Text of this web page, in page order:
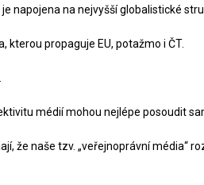
napojena na nejvyšší globalistické
kterou propaguje EU, potažmo i ČT.
médií mohou nejlépe posoudit
že naše tzv. „veřejnoprávní média“